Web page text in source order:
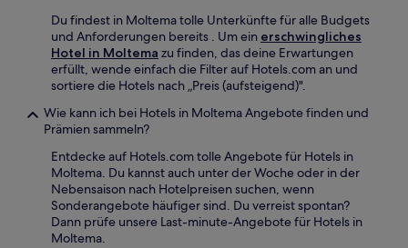
Du findest in Moltema tolle Unterkünfte für alle Budgets
und Anforderungen bereits . Um ein erschwingliches
Hotel in Moltema zu finden, das deine Erwartungen
erfüllt, wende einfach die Filter auf Hotels.com an und
sortiere die Hotels nach „Preis (aufsteigend)".
Wie kann ich bei Hotels in Moltema Angebote finden und
Prämien sammeln?
Entdecke auf Hotels.com tolle Angebote für Hotels in
Moltema. Du kannst auch unter der Woche oder in der
Nebensaison nach Hotelpreisen suchen, wenn
Sonderangebote häufiger sind. Du verreist spontan?
Dann prüfe unsere Last-minute-Angebote für Hotels in
Moltema.